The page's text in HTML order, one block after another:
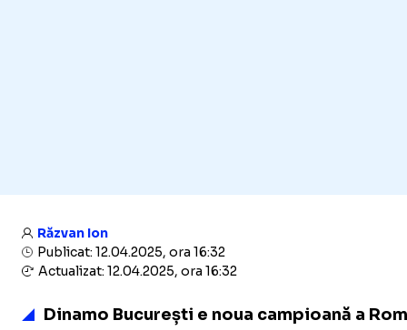
Răzvan Ion
Publicat: 12.04.2025, ora 16:32
Actualizat: 12.04.2025, ora 16:32
Dinamo București e noua campioană a